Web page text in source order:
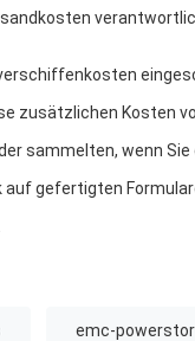
zusätzlichen Kosten
sammelten, wenn
gefertigten
emc-